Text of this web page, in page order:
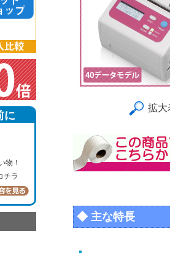
に
物！
チラ
拡大
◆ 主な特長